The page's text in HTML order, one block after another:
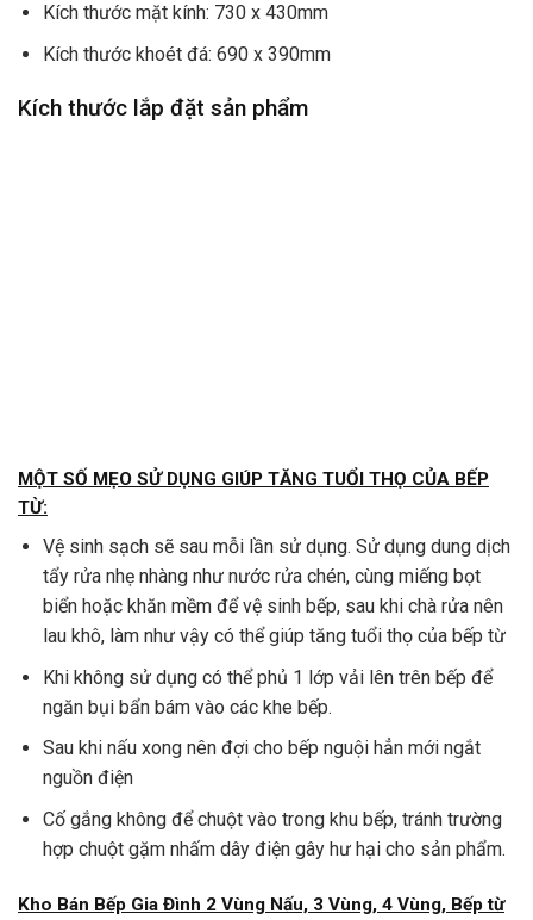
Kích thước mặt kính: 730 x 430mm
Kích thước khoét đá: 690 x 390mm
Kích thước lắp đặt sản phẩm
MỘT SỐ MẸO SỬ DỤNG GIÚP TĂNG TUỔI THỌ CỦA BẾP
TỪ:
Vệ sinh sạch sẽ sau mỗi lần sử dụng. Sử dụng dung dịch
tẩy rửa nhẹ nhàng như nước rửa chén, cùng miếng bọt
biển hoặc khăn mềm để vệ sinh bếp, sau khi chà rửa nên
lau khô, làm như vậy có thể giúp tăng tuổi thọ của bếp từ
Khi không sử dụng có thể phủ 1 lớp vải lên trên bếp để
ngăn bụi bẩn bám vào các khe bếp.
Sau khi nấu xong nên đợi cho bếp nguội hẳn mới ngắt
nguồn điện
Cố gắng không để chuột vào trong khu bếp, tránh trường
hợp chuột gặm nhấm dây điện gây hư hại cho sản phẩm.
Kho Bán Bếp Gia Đình 2 Vùng Nấu, 3 Vùng, 4 Vùng, Bếp từ